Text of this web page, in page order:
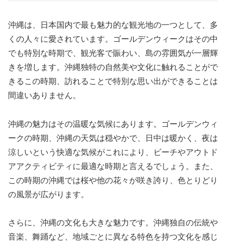
沖縄は、日本国内で最も魅力的な観光地の一つとして、多
くの人々に愛されています。ゴールデンウィークはその中
でも特別な時期で、観光客で賑わい、島の雰囲気が一層輝
きを増します。沖縄独特の自然美や文化に触れることがで
きるこの時期、訪れることで特別な思い出ができることは
間違いありません。
沖縄の魅力はその温暖な気候にあります。ゴールデンウィ
ークの時期、沖縄の天気は穏やかで、日中は暖かく、夜は
涼しいという快適な気候がこれにより、ビーチやアウトド
アアクティビティに最適な時期と言えるでしょう。また、
この時期の沖縄では桜や他の花々が咲き誇り、色とりどり
の風景が広がります。
さらに、沖縄の文化も大きな魅力です。沖縄独自の伝統や
音楽、舞踊など、地域ごとに異なる特色を持つ文化を感じ